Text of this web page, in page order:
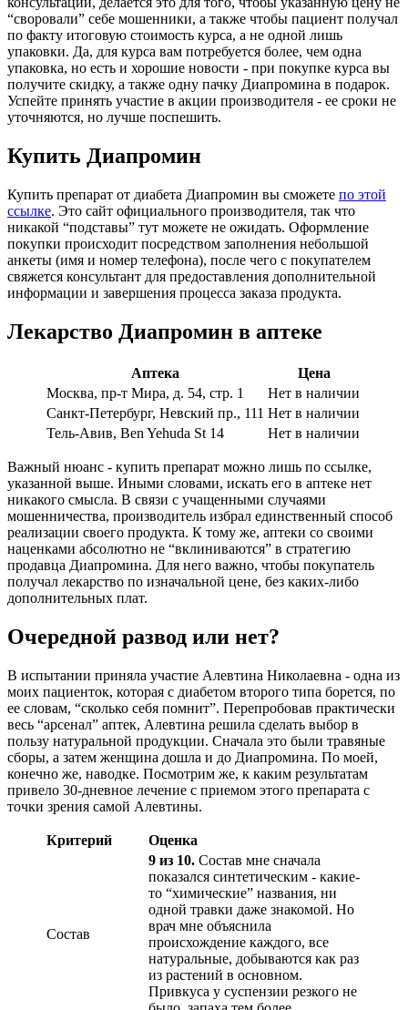
“своровали” себе мошенники, а также чтобы пациент получал
по факту итоговую стоимость курса, а не одной лишь
упаковки. Да, для курса вам потребуется более, чем одна
упаковка, но есть и хорошие новости - при покупке курса вы
получите скидку, а также одну пачку Диапромина в подарок.
Успейте принять участие в акции производителя - ее сроки не
уточняются, но лучше поспешить.
Купить Диапромин
Купить препарат от диабета Диапромин вы сможете по этой
ссылке. Это сайт официального производителя, так что
никакой “подставы” тут можете не ожидать. Оформление
покупки происходит посредством заполнения небольшой
анкеты (имя и номер телефона), после чего с покупателем
свяжется консультант для предоставления дополнительной
информации и завершения процесса заказа продукта.
Лекарство Диапромин в аптеке
Аптека
Цена
Москва, пр-т Мира, д. 54, стр. 1
Нет в наличии
Санкт-Петербург, Невский пр., 111 Нет в наличии
Тель-Авив, Ben Yehuda St 14
Нет в наличии
Важный нюанс - купить препарат можно лишь по ссылке,
указанной выше. Иными словами, искать его в аптеке нет
никакого смысла. В связи с учащенными случаями
мошенничества, производитель избрал единственный способ
реализации своего продукта. К тому же, аптеки со своими
наценками абсолютно не “вклиниваются” в стратегию
продавца Диапромина. Для него важно, чтобы покупатель
получал лекарство по изначальной цене, без каких-либо
дополнительных плат.
Очередной развод или нет?
В испытании приняла участие Алевтина Николаевна - одна из
моих пациенток, которая с диабетом второго типа борется, по
ее словам, “сколько себя помнит”. Перепробовав практически
весь “арсенал” аптек, Алевтина решила сделать выбор в
пользу натуральной продукции. Сначала это были травяные
сборы, а затем женщина дошла и до Диапромина. По моей,
конечно же, наводке. Посмотрим же, к каким результатам
привело 30-дневное лечение с приемом этого препарата с
точки зрения самой Алевтины.
Критерий Оценка
Состав
9 из 10. Состав мне сначала
показался синтетическим - какие-
то “химические” названия, ни
одной травки даже знакомой. Но
врач мне объяснила
происхождение каждого, все
натуральные, добываются как раз
из растений в основном.
Привкуса у суспензии резкого не